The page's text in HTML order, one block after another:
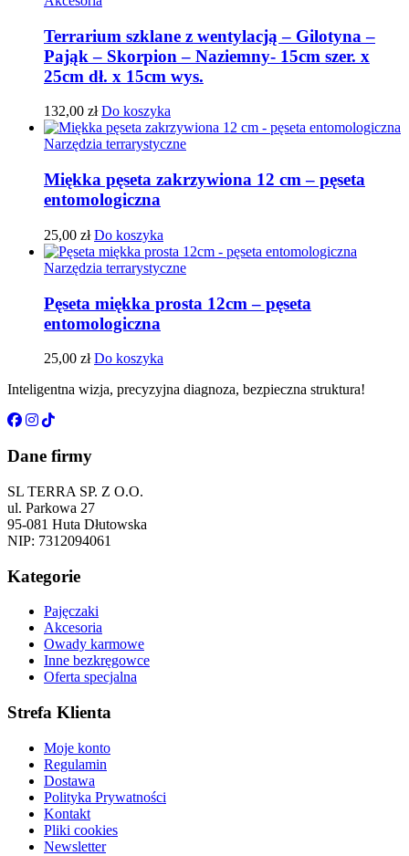
Terrarium szklane z wentylacją – Gilotyna –
Pająk – Skorpion – Naziemny- 15cm szer. x
25cm dł. x 15cm wys.
132,00 zł Do koszyka
Narzędzia terrarystyczne
Miękka pęseta zakrzywiona 12 cm – pęseta
entomologiczna
25,00 zł Do koszyka
Narzędzia terrarystyczne
Pęseta miękka prosta 12cm – pęseta
entomologiczna
25,00 zł Do koszyka
Inteligentna wizja, precyzyjna diagnoza, bezpieczna struktura!
Dane firmy
SL TERRA SP. Z O.O.
ul. Parkowa 27
95-081 Huta Dłutowska
NIP: 7312094061
Kategorie
Pajęczaki
Akcesoria
Owady karmowe
Inne bezkręgowce
Oferta specjalna
Strefa Klienta
Moje konto
Regulamin
Dostawa
Polityka Prywatności
Kontakt
Pliki cookies
Newsletter